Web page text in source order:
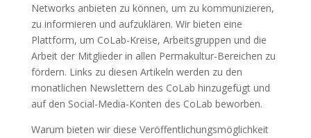
Networks anbieten zu können, um zu kommunizieren,
zu informieren und aufzuklären. Wir bieten eine
Plattform, um CoLab-Kreise, Arbeitsgruppen und die
Arbeit der Mitglieder in allen Permakultur-Bereichen zu
fördern. Links zu diesen Artikeln werden zu den
monatlichen Newslettern des CoLab hinzugefügt und
auf den Social-Media-Konten des CoLab beworben.
Warum bieten wir diese Veröffentlichungsmöglichkeit